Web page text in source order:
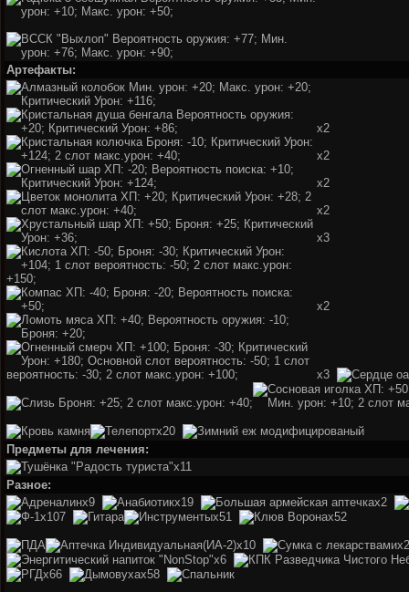
Артефакты:
x2
x2
x2
x2
x3
x2
x3
x20
Предметы для лечения:
x11
Разное:
x9
x19
x2
x107
x51 x52
x10
x6
x66
x58